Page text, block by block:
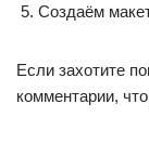
Создаём
Если захотите
комментарии,